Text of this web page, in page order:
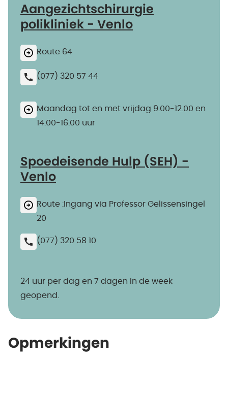
Aangezichtschirurgie
polikliniek - Venlo
Route 64
(077) 320 57 44
Maandag tot en met vrijdag 9.00-12.00 en
14.00-16.00 uur
Spoedeisende Hulp (SEH) -
Venlo
Route :Ingang via Professor Gelissensingel
20
(077) 320 58 10
24 uur per dag en 7 dagen in de week
geopend.
Opmerkingen